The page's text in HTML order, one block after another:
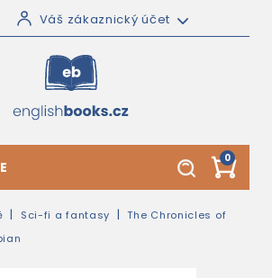
Váš zákaznický účet
0
Sci-fi a fantasy
The Chronicles of